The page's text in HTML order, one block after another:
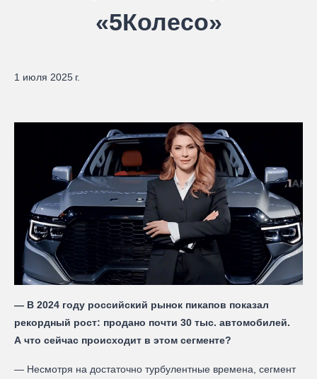
«5Колесо»
1 июля 2025 г.
— В 2024 году российский рынок пикапов показал
рекордный рост: продано почти 30 тыс. автомобилей.
А что сейчас происходит в этом сегменте?
— Несмотря на достаточно турбулентные времена, сегмент